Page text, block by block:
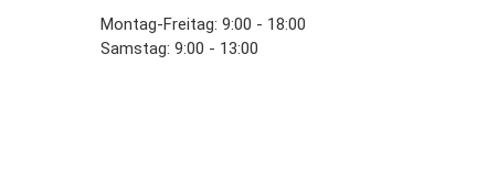
Montag-Freitag: 9:00 - 18:00
Samstag: 9:00 - 13:00